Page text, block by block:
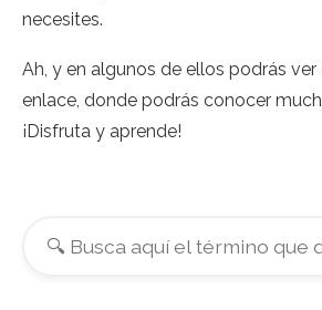
necesites.
Ah, y en algunos de ellos podrás ver
enlace, donde podrás conocer
¡Disfruta y aprende!